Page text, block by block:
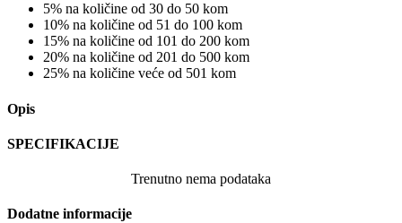
5% na količine od 30 do 50 kom
10% na količine od 51 do 100 kom
15% na količine od 101 do 200 kom
20% na količine od 201 do 500 kom
25% na količine veće od 501 kom
Opis
SPECIFIKACIJE
Trenutno nema podataka
Dodatne informacije